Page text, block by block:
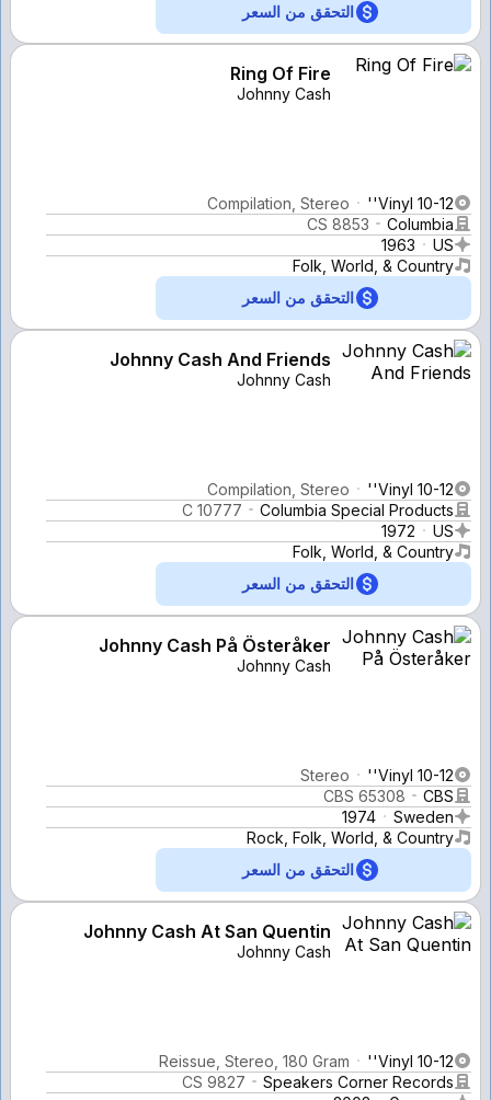
التحقق من السعر
Ring Of Fire
Johnny Cash
Vinyl 10-12''
Compilation, Stereo
Columbia
CS 8853
US
1963
Folk, World, & Country
التحقق من السعر
Johnny Cash And Friends
Johnny Cash
Vinyl 10-12''
Compilation, Stereo
Columbia Special Products
C 10777
US
1972
Folk, World, & Country
التحقق من السعر
Johnny Cash På Österåker
Johnny Cash
Vinyl 10-12''
Stereo
CBS
CBS 65308
Sweden
1974
Rock, Folk, World, & Country
التحقق من السعر
Johnny Cash At San Quentin
Johnny Cash
Vinyl 10-12''
Reissue, Stereo, 180 Gram
Speakers Corner Records
CS 9827